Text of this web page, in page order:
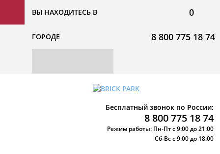
ВЫ НАХОДИТЕСЬ В
ГОРОДЕ
0
8 800 775 18 74
Бесплатный звонок по России:
8 800 775 18 74
Режим работы: Пн-Пт с 9:00 до 21:00
Сб-Вс с 9:00 до 18:00